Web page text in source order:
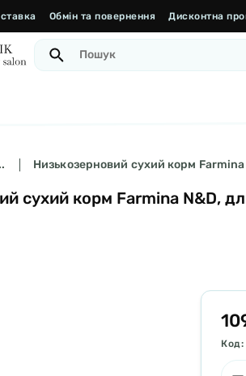
Обмін та повернення Дисконтна
Низькозерновий сухий корм
сухий корм Farmina N&D,
Код: